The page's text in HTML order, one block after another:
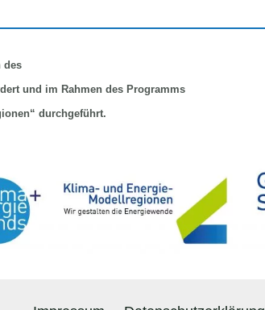
des
und im Rahmen des Programms
durchgeführt.